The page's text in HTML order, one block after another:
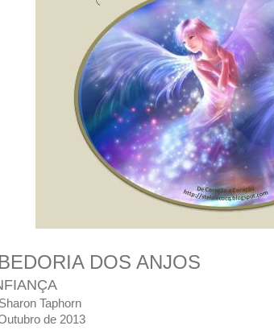
DOS ANJOS
Taphorn
de 2013